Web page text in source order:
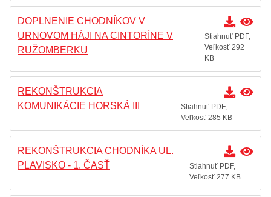
Poskytovanie informácií – Zákon č. 211/2000 Z.z.
Miesto,lehota a spôsob podania opravného
Prehľad predpisov
Záverečný účet mesta
Územný plán
Dokumenty mesta
DOPLNENIE CHODNÍKOV V
URNOVOM HÁJI NA CINTORÍNE V
RUŽOMBERKU
Stiahnuť PDF,
Veľkosť 292
KB
REKONŠTRUKCIA
KOMUNIKÁCIE HORSKÁ III
Stiahnuť PDF,
Veľkosť 285 KB
REKONŠTRUKCIA CHODNÍKA UL.
PLAVISKO - 1. ČASŤ
Stiahnuť PDF,
Veľkosť 277 KB